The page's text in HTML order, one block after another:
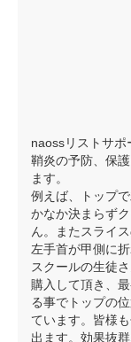
naossリストサポ
鞘炎の予防、保
ます。
例えば、トップ
かなか決まらず
ん。またスライ
左手首が甲側に
スクールの生徒
購入して頂き、
る事でトップの
ています。皆様
出ます。効果抜